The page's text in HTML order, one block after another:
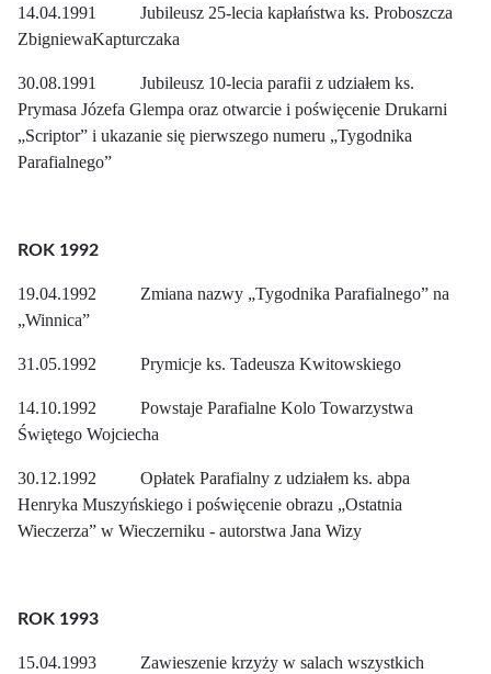
14.04.1991 Jubileusz 25-lecia kapłaństwa ks. Proboszcza
ZbigniewaKapturczaka
30.08.1991 Jubileusz 10-lecia parafii z udziałem ks.
Prymasa Józefa Glempa oraz otwarcie i poświęcenie Drukarni
„Scriptor” i ukazanie się pierwszego numeru „Tygodnika
Parafialnego”
ROK 1992
19.04.1992 Zmiana nazwy „Tygodnika Parafialnego” na
„Winnica”
31.05.1992 Prymicje ks. Tadeusza Kwitowskiego
14.10.1992 Powstaje Parafialne Kolo Towarzystwa
Świętego Wojciecha
30.12.1992 Opłatek Parafialny z udziałem ks. abpa
Henryka Muszyńskiego i poświęcenie obrazu „Ostatnia
Wieczerza” w Wieczerniku - autorstwa Jana Wizy
ROK 1993
15.04.1993 Zawieszenie krzyży w salach wszystkich